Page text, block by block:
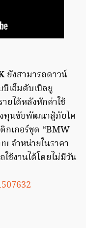
ยังสามารถดาวน์
เอ็มดับเบิลยู
ยได้หลังหักค่าใช้
ทุนชัยพัฒนาสู้ภัยโค
กเกอร์ชุด “BMW
จำหน่ายในราคา
ช้งานได้โดยไม่มีวัน